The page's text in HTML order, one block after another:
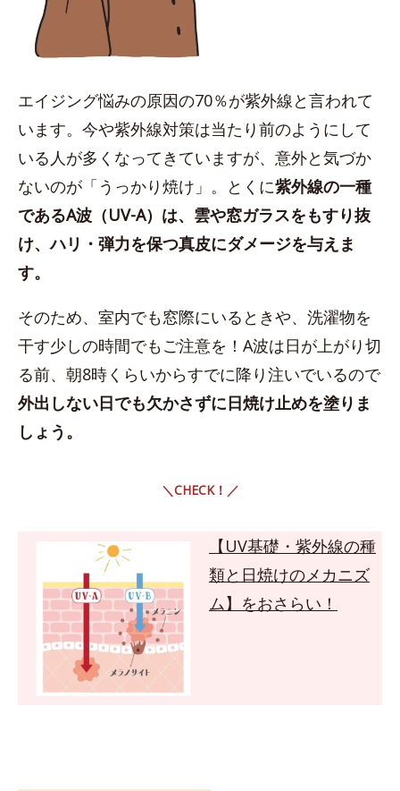
エイジング悩みの原因の70％が紫外線と言われて
います。今や紫外線対策は当たり前のようにして
いる人が多くなってきていますが、意外と気づか
ないのが「うっかり焼け」。とくに紫外線の一種
であるA波（UV-A）は、雲や窓ガラスをもすり抜
け、ハリ・弾力を保つ真皮にダメージを与えま
す。
そのため、室内でも窓際にいるときや、洗濯物を
干す少しの時間でもご注意を！A波は日が上がり切
る前、朝8時くらいからすでに降り注いでいるので
外出しない日でも欠かさずに日焼け止めを塗りま
しょう。
＼CHECK！／
【UV基礎・紫外線の種
類と日焼けのメカニズ
ム】をおさらい！